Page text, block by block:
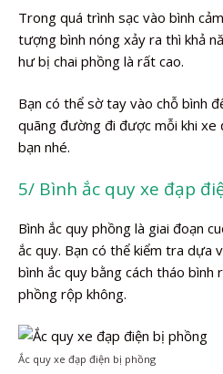
Trong quá trình sạc vào bình
tượng bình nóng xảy ra thì khả
hư bị chai phồng là rất cao.
Bạn có thể sờ tay vào chỗ bình
quãng đường đi được mỗi khi xe
bạn nhé.
5/ Bình ắc quy xe đạp
Bình ắc quy phồng là giai đoạn
ắc quy. Bạn có thể kiểm tra dựa
bình ắc quy bằng cách tháo bình
phồng rộp không.
Ắc quy xe đạp điện bị phồng